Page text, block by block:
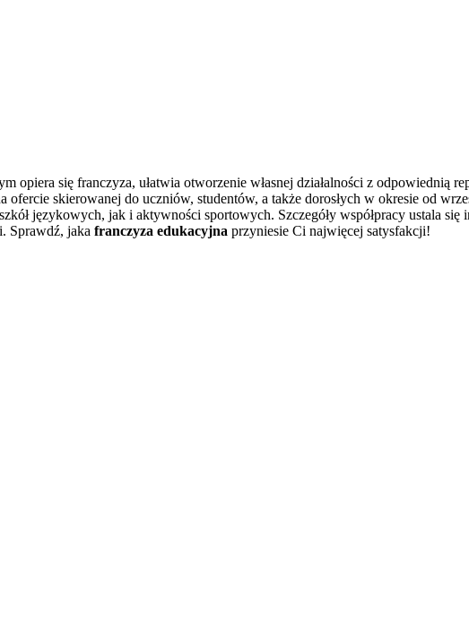
opiera się franczyza, ułatwia otworzenie własnej działalności z odpowiednią
skierowanej do uczniów, studentów, a także dorosłych w okresie od
językowych, jak i aktywności sportowych. Szczegóły współpracy ustala
Sprawdź, jaka franczyza edukacyjna przyniesie Ci najwięcej satysfakcji!